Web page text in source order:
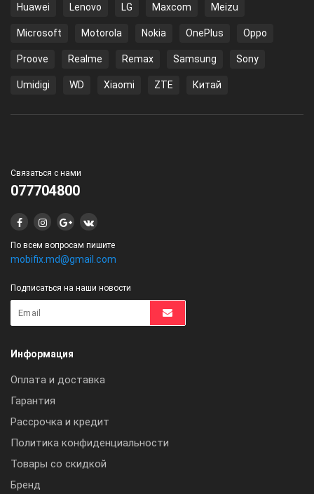
Huawei Lenovo LG Maxcom Meizu
Microsoft Motorola Nokia OnePlus Oppo
Proove Realme Remax Samsung Sony
Umidigi WD Xiaomi ZTE Китай
Связаться с нами
077704800
По всем вопросам пишите
mobifix.md@gmail.com
Подписаться на наши новости
Информация
Оплата и доставка
Гарантия
Рассрочка и кредит
Политика конфиденциальности
Товары со скидкой
Бренд